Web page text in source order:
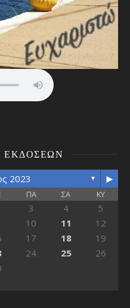
ΕΚΔΌΣΕΩΝ
2023 ▼ ►
ΠΑ ΣΑ ΚΥ
3 4
5
10 11
12
17 18
19
24 25
26